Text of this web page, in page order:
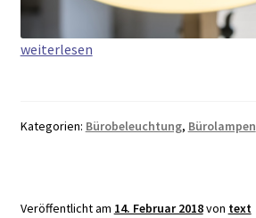
Tischleuchten
mehr
Staubfänger?
weiterlesen
Kategorien: Bürobeleuchtung, Bürolampen
Veröffentlicht am 14. Februar 2018von text